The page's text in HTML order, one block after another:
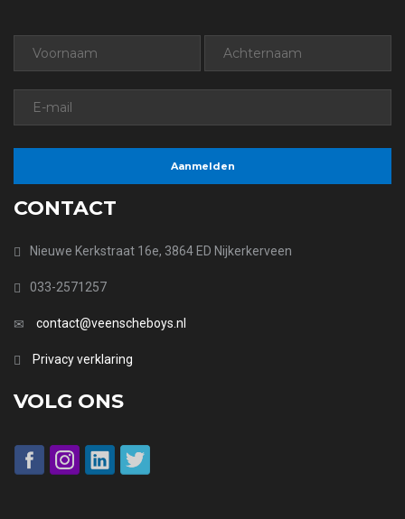
CONTACT
Nieuwe Kerkstraat 16e, 3864 ED Nijkerkerveen
033-2571257
contact@veenscheboys.nl
Privacy verklaring
VOLG ONS